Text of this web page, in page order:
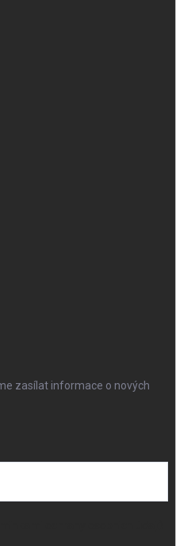
zasílat informace o nových